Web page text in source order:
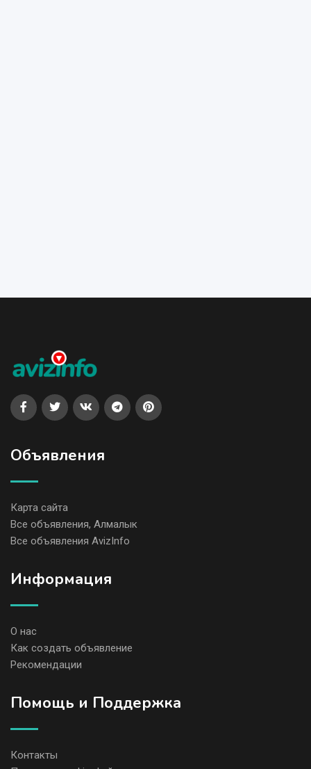
Объявления
Карта сайта
Все объявления, Алмалык
Все объявления AvizInfo
Информация
О нас
Как создать объявление
Рекомендации
Помощь и Поддержка
Контакты